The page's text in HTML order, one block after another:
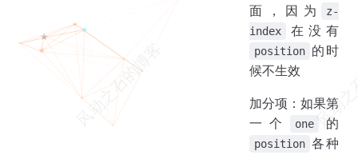
面，因为
z-
index
在没有
position 的时
候不生效
加分项：如果第
一个
one 的
position 各种